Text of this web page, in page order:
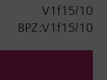
V1f15/10
BPZ:V1f15/10